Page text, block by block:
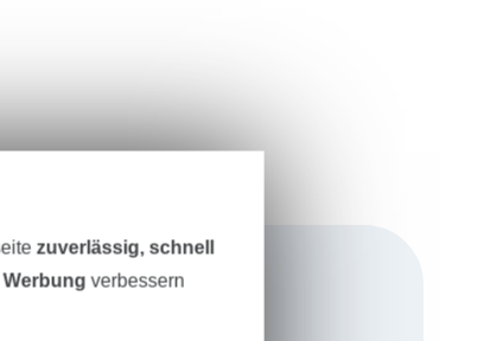
zuverlässig, schnell
verbessern